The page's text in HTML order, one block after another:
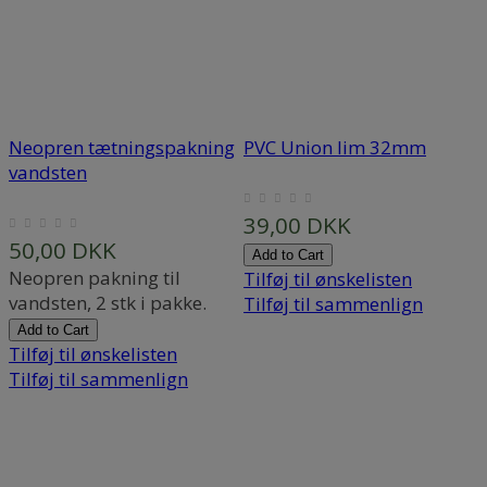
Neopren tætningspakning
vandsten
50,00 DKK
Neopren pakning til
vandsten, 2 stk i pakke.
Add to Cart
Tilføj til ønskelisten
Tilføj til sammenlign
PVC Union lim 32mm
39,00 DKK
Add to Cart
Tilføj til ønskelisten
Tilføj til sammenlign